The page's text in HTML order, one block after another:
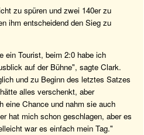
zu spüren und zwei 140er zu
ihm entscheidend den Sieg zu
ein Tourist, beim 2:0 habe ich
auf der Bühne", sagte Clark.
und zu Beginn des letztes Satzes
alles verschenkt, aber
eine Chance und nahm sie auch
hat mich schon geschlagen, aber es
war es einfach mein Tag."